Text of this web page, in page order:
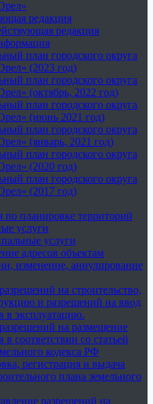
редакция
редакция
план городского округа
(2023 год)
план городского округа
(октябрь, 2022 год)
план городского округа
(июнь 2021 год)
план городского округа
(январь, 2021 год)
план городского округа
(2020 год)
план городского округа
(2017 год)
по планировке территорий
услуги
услуги
адресов объектам
изменение, аннулирование
на строительство,
и разрешений на ввод
в эксплуатацию.
на размещение
в соответствии со статьей
кодекса РФ
регистрация и выдача
плана земельного
разрешений на